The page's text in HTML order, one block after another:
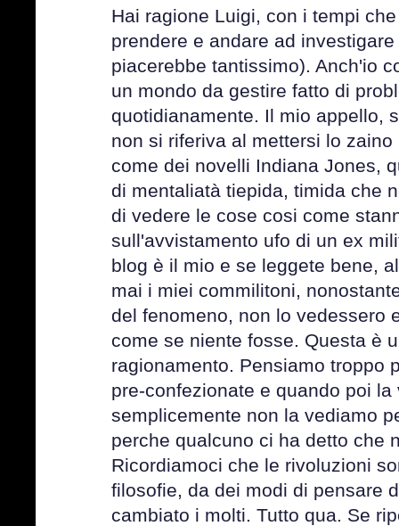
Hai ragione Luigi, con i tempi
prendere e andare ad
piacerebbe tantissimo). Anch'io
un mondo da gestire fatto di
quotidianamente. Il mio appello,
non si riferiva al mettersi lo
come dei novelli Indiana Jones,
di mentaliatà tiepida, timida che
di vedere le cose cosi come
sull'avvistamento ufo di un ex
blog è il mio e se leggete bene,
mai i miei commilitoni,
del fenomeno, non lo vedessero
come se niente fosse. Questa è
ragionamento. Pensiamo troppo
pre-confezionate e quando poi
semplicemente non la vediamo
perche qualcuno ci ha detto che
Ricordiamoci che le rivoluzioni
filosofie, da dei modi di pensare
cambiato i molti. Tutto qua. Se